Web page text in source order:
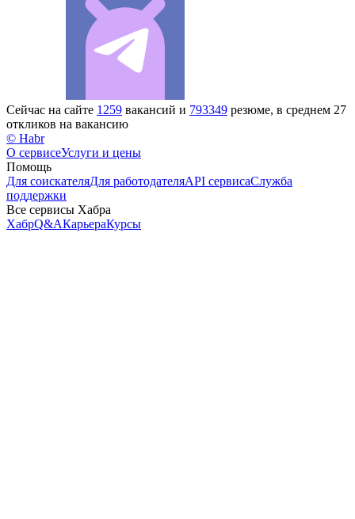
Сейчас на сайте 1259 вакансий и 793349 резюме, в среднем 27
откликов на вакансию
© Habr
О сервисеУслуги и цены
Помощь
Для соискателяДля работодателяAPI сервисаСлужба
поддержки
Все сервисы Хабра
ХабрQ&AКарьераКурсы